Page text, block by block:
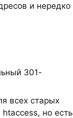
и нередко
301-
всех старых
но есть